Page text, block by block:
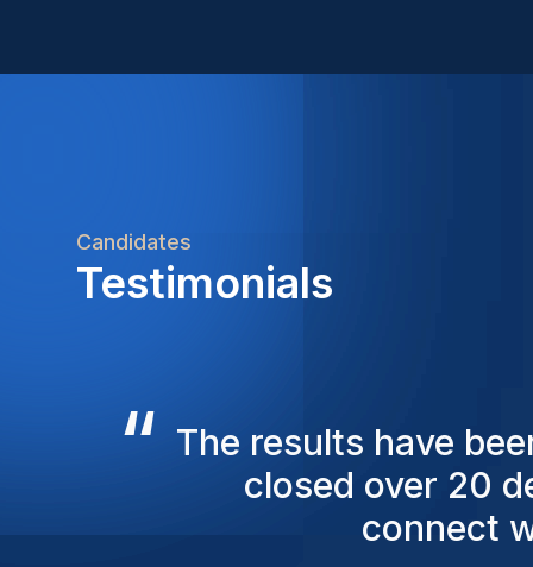
Candidates
Testimonials
“ The Homini
ensure they
still with us,